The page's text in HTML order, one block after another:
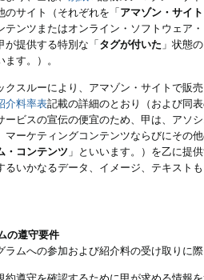
のサイト（それぞれを「アマゾン・サイト
テンツまたはオンライン・ソフトウェア
が提供する特別な「タグが付いた 」状態
ます。）。
クスルーにより、アマゾン・サイトで販
介料率表記載の詳細のとおり（および同
ービスの宣伝の便宜のため、甲は、アソ
マーケティングコンテンツならびにその
・コンテンツ 」といいます。）を乙に提
るいかなるデータ、イメージ、テキス
の遵守要件
ラムへの参加および紹介料の受け取りに